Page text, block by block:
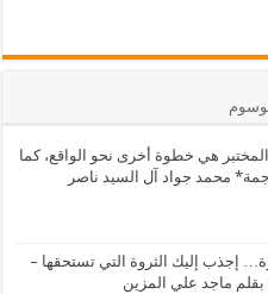
هي خطوة أخرى نحو الواقع، كما
محمد جواد آل السيد ناصر
للثروة… إجذب إليك الثروة التي تستحقها –